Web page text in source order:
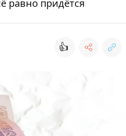
равно придётся
👍